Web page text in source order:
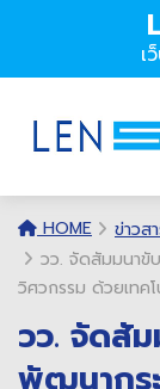
เ
HOME
ข่าวส
วว. จัดสัมมนาขั
วิศวกรรม ด้วยเทค
วว. จัดสั
พัฒนากร